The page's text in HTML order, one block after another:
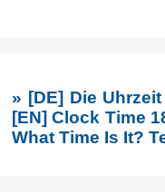
» [DE] Die
[EN] Clock Time
What Time Is It?